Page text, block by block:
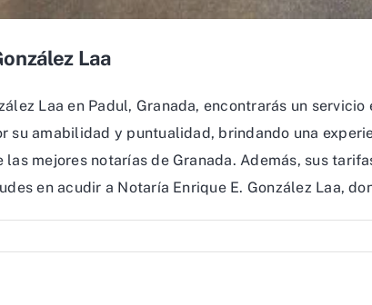
Laa
Laa en Padul, Granada, encontrarás un
su amabilidad y puntualidad, brindando una
las mejores notarías de Granada. Además, sus
en acudir a Notaría Enrique E. González Laa,